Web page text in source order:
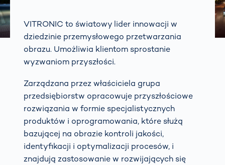
VITRONIC to światowy lider innowacji w
dziedzinie przemysłowego przetwarzania
obrazu. Umożliwia klientom sprostanie
wyzwaniom przyszłości.
Zarządzana przez właściciela grupa
przedsiębiorstw opracowuje przyszłościowe
rozwiązania w formie specjalistycznych
produktów i oprogramowania, które służą
bazującej na obrazie kontroli jakości,
identyfikacji i optymalizacji procesów, i
znajdują zastosowanie w rozwijających się